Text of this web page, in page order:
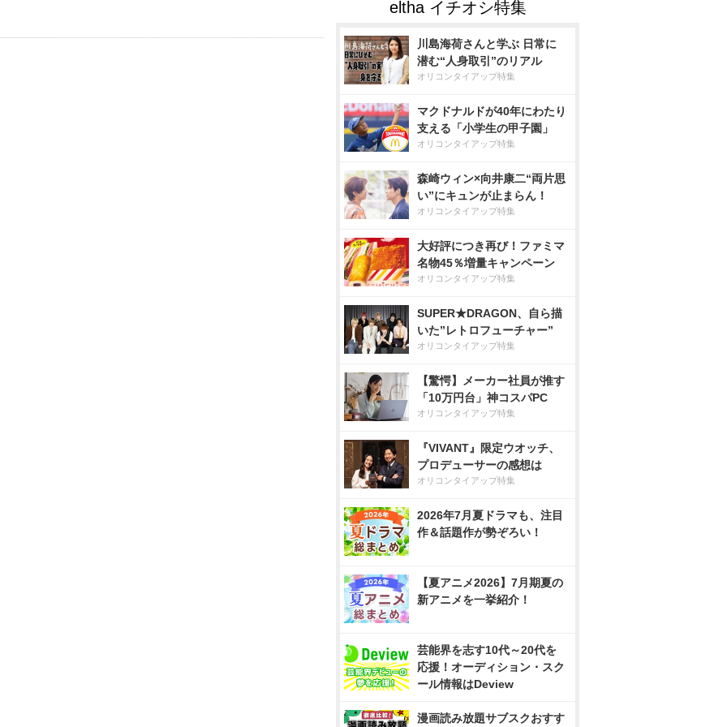
川島海荷さんと学ぶ 日常に
潜む“人身取引”のリアル
オリコンタイアップ特集
マクドナルドが40年にわたり
支える「小学生の甲子園」
オリコンタイアップ特集
森崎ウィン×向井康二“両片思
い”にキュンが止まらん！
オリコンタイアップ特集
大好評につき再び！ファミマ
名物45％増量キャンペーン
オリコンタイアップ特集
SUPER★DRAGON、自ら描
いた”レトロフューチャー”
オリコンタイアップ特集
【驚愕】メーカー社員が推す
「10万円台」神コスパPC
オリコンタイアップ特集
『VIVANT』限定ウオッチ、
プロデューサーの感想は
オリコンタイアップ特集
2026年7月夏ドラマも、注目
作＆話題作が勢ぞろい！
【夏アニメ2026】7月期夏の
新アニメを一挙紹介！
芸能界を志す10代～20代を
応援！オーディション・スク
ール情報はDeview
漫画読み放題サブスクおすす